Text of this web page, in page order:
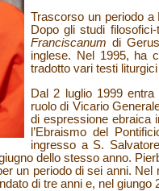
Trascorso un periodo a
Dopo gli studi
Franciscanum di
inglese. Nel 1995, ha
tradotto vari testi
Dal 2 luglio 1999
ruolo di Vicario
di espressione ebraica
l’Ebraismo del
ingresso a S.
dello stesso anno.
un periodo di sei anni.
di tre anni e, nel